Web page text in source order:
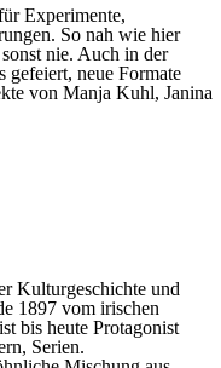
Experimente,
So nah wie hier
nie. Auch in der
gefeiert, neue Formate
von Manja Kuhl, Janina
Kulturgeschichte und
1897 vom irischen
bis heute Protagonist
Serien.